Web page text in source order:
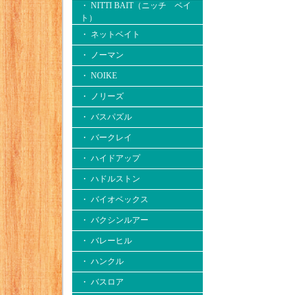
・ NITTI BAIT（ニッチ ベイ
ト）
・ ネットベイト
・ ノーマン
・ NOIKE
・ ノリーズ
・ バスパズル
・ バークレイ
・ ハイドアップ
・ ハドルストン
・ バイオベックス
・ バクシンルアー
・ バレーヒル
・ ハンクル
・ バスロア